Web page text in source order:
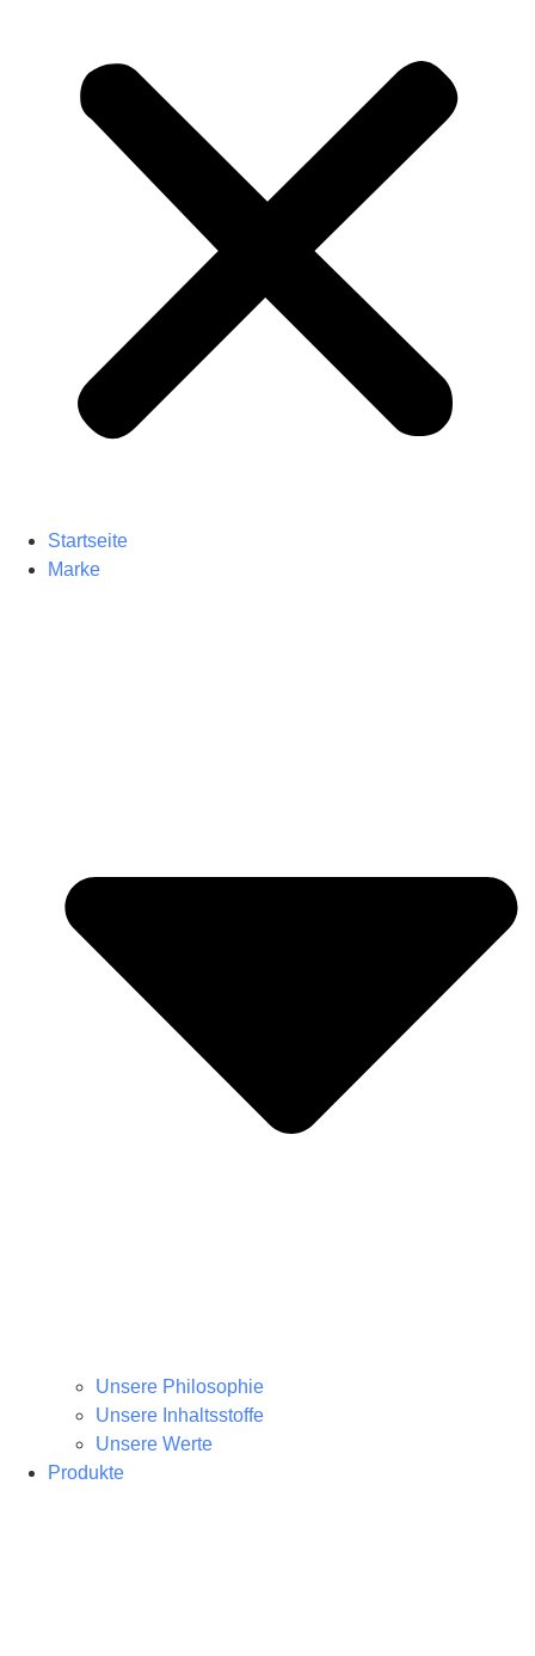
Startseite
Marke
Unsere Philosophie
Unsere Inhaltsstoffe
Unsere Werte
Produkte